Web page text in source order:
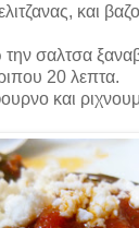
και
σαλτσα
20 λεπτα.
και